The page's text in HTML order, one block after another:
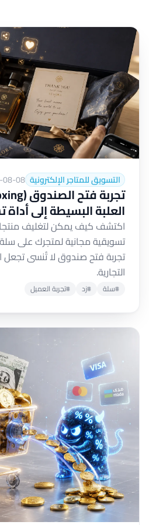
التسويق للمتاجر الإلكترونية 08-08
العلبة البسيطة إلى
اكتشف كيف يمكن لتغليف
تسويقية مجانية لمتجرك على
تجربة فتح صندوق لا تُنسى تجعل
التجارية.
#سلة #زد #تجربة العميل